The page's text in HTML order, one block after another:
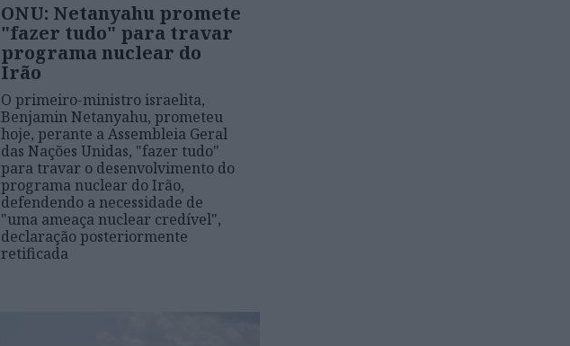
ONU: Netanyahu promete
"fazer tudo" para travar
programa nuclear do
Irão
O primeiro-ministro israelita,
Benjamin Netanyahu, prometeu
hoje, perante a Assembleia Geral
das Nações Unidas, "fazer tudo"
para travar o desenvolvimento do
programa nuclear do Irão,
defendendo a necessidade de
"uma ameaça nuclear credível",
declaração posteriormente
retificada